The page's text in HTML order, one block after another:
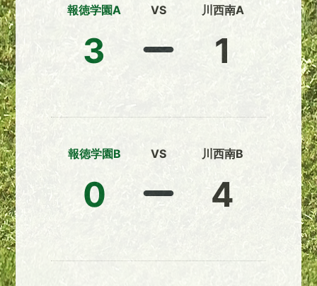
報徳学園A
3
VS 川西南A
1
報徳学園B
0
VS 川西南B
4